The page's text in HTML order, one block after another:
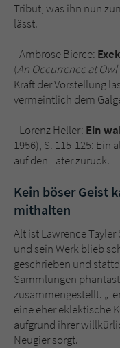
Tribut, was ihn nun
lässt.
- Ambrose Bierce:
(An Occurrence at
Kraft der Vorstellung
vermeintlich dem
- Lorenz Heller: Ein
1956), S. 115-125:
auf den Täter zurück.
Kein böser Geist
mithalten
Alt ist Lawrence
und sein Werk blieb
geschrieben und
Sammlungen
zusammengestellt.
eine eher eklektische
aufgrund ihrer
Neugier sorgt.